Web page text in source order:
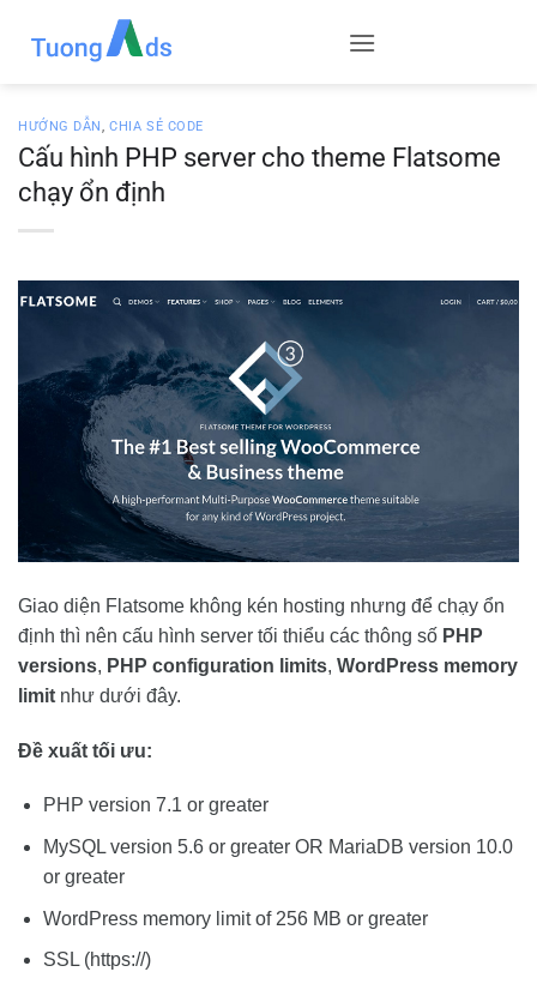
HƯỚNG DẪN,CHIA SẺ CODE
Cấu hình PHP server cho theme Flatsome
chạy ổn định
Giao diện Flatsome không kén hosting nhưng để chạy ổn
định thì nên cấu hình server tối thiểu các thông số PHP
versions, PHP configuration limits, WordPress memory
limit như dưới đây.
Đề xuất tối ưu:
PHP version 7.1 or greater
MySQL version 5.6 or greater OR MariaDB version 10.0
or greater
WordPress memory limit of 256 MB or greater
SSL (https://)